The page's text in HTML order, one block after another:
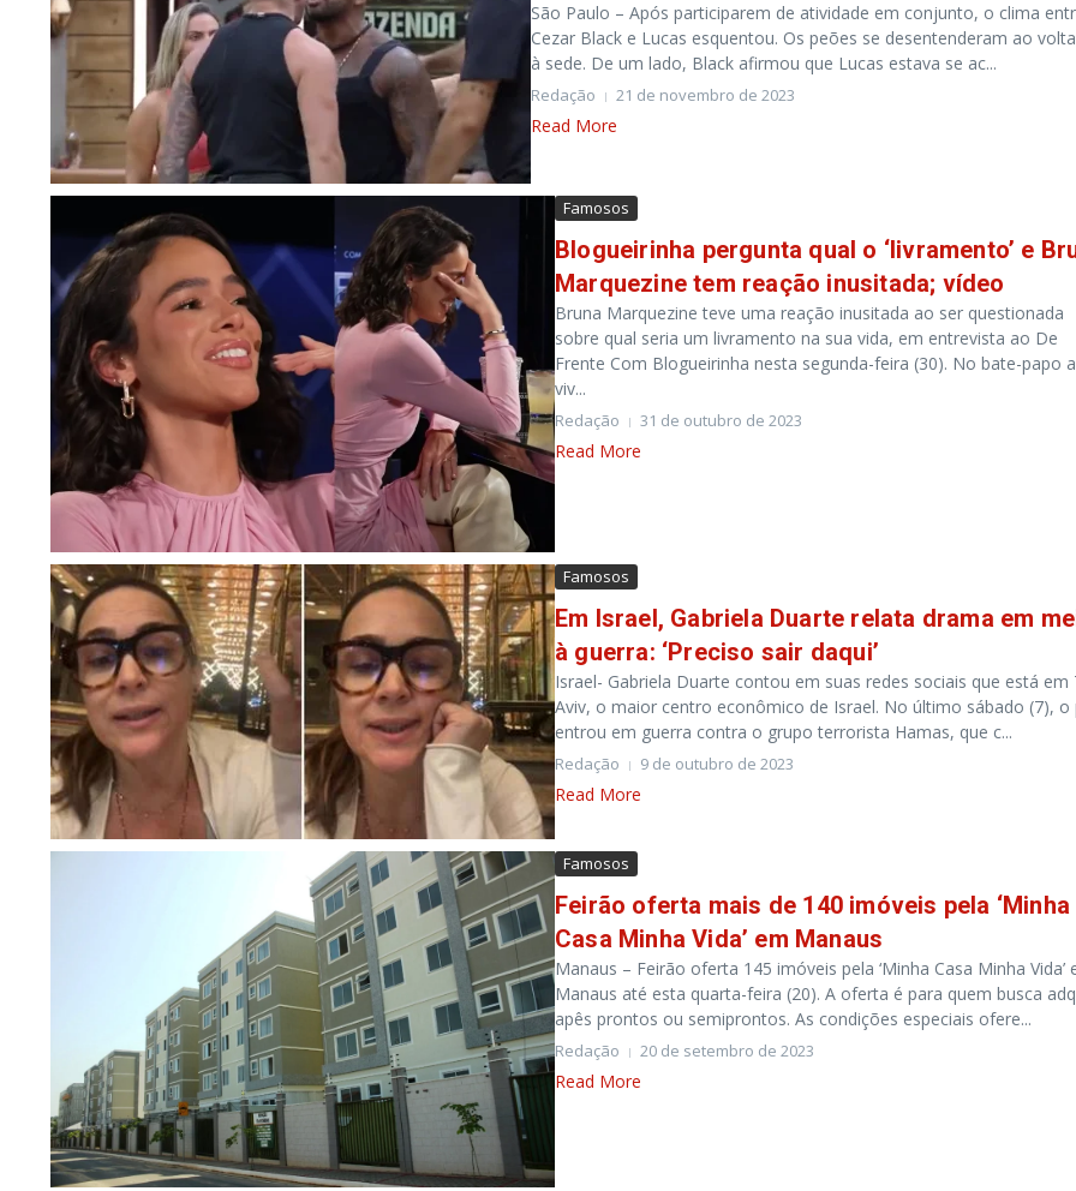
São Paulo – Após participarem de atividade em conjunto, o clima
Cezar Black e Lucas esquentou. Os peões se desentenderam ao
à sede. De um lado, Black afirmou que Lucas estava se ac...
Redação 21 de novembro de 2023
Read More
Famosos
Blogueirinha pergunta qual o ‘livramento’ e
Marquezine tem reação inusitada; vídeo
Bruna Marquezine teve uma reação inusitada ao ser questionada
sobre qual seria um livramento na sua vida, em entrevista ao De
Frente Com Blogueirinha nesta segunda-feira (30). No bate-papo
viv...
Redação 31 de outubro de 2023
Read More
Famosos
Em Israel, Gabriela Duarte relata drama em
à guerra: ‘Preciso sair daqui’
Israel- Gabriela Duarte contou em suas redes sociais que está em
Aviv, o maior centro econômico de Israel. No último sábado (7), o
entrou em guerra contra o grupo terrorista Hamas, que c...
Redação 9 de outubro de 2023
Read More
Famosos
Feirão oferta mais de 140 imóveis pela ‘Minha
Casa Minha Vida’ em Manaus
Manaus – Feirão oferta 145 imóveis pela ‘Minha Casa Minha Vida’
Manaus até esta quarta-feira (20). A oferta é para quem busca
apês prontos ou semiprontos. As condições especiais ofere...
Redação 20 de setembro de 2023
Read More